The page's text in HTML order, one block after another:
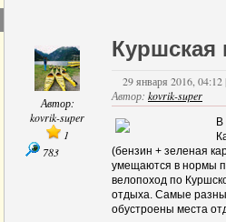
Автор:
kovrik-super
1
783
Куршская
29 января 2016,
Автор: kovrik-super
В
(бензин + зеленая
умещаются в нормы
велопоход по
отдыха. Самые
обустроены места